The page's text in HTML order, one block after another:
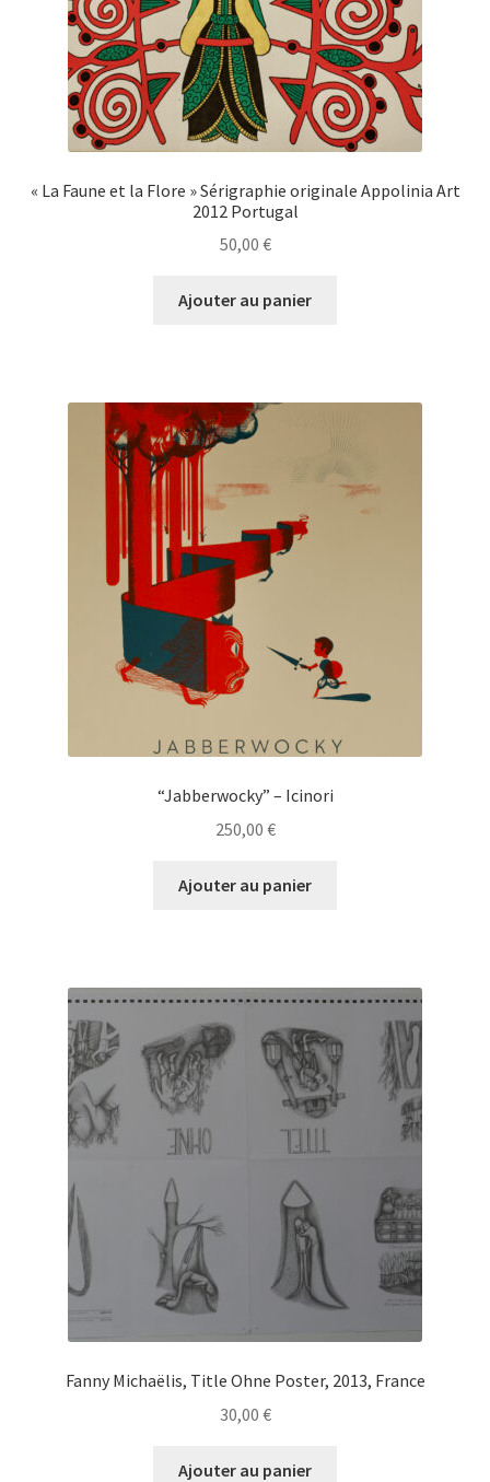
« La Faune et la Flore » Sérigraphie originale Appolinia Art
2012 Portugal
50,00 €
Ajouter au panier
“Jabberwocky” – Icinori
250,00 €
Ajouter au panier
Fanny Michaëlis, Title Ohne Poster, 2013, France
30,00 €
Ajouter au panier